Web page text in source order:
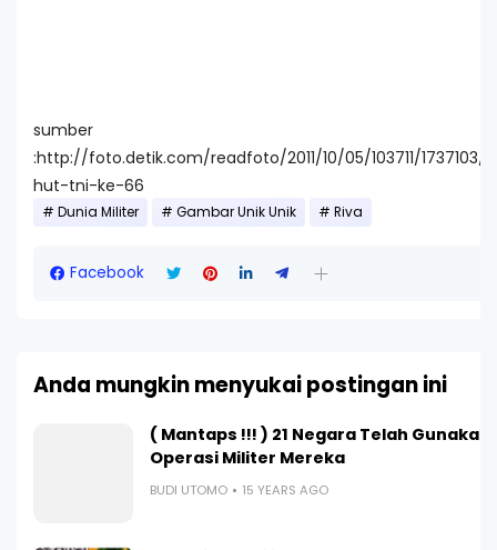
sumber
:http://foto.detik.com/readfoto/2011/10/05/103711/1737103/
hut-tni-ke-66
Dunia Militer Gambar Unik Unik Riva
Facebook
Anda mungkin menyukai postingan ini
( Mantaps !!! ) 21 Negara Telah Gunakan
Operasi Militer Mereka
BUDI UTOMO 15 YEARS AGO